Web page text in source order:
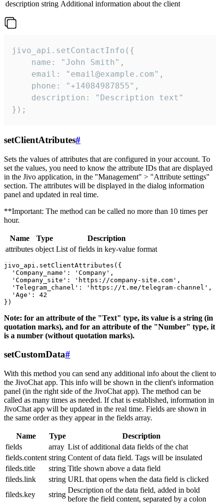
description string Additional information about the client
jivo_api.setContactInfo({
    name: "John Smith",
    email: "email@example.com",
    phone: "+14084987855",
    description: "Description text"
});
setClientAtributes#
Sets the values ​​of attributes that are configured in your account. To
set the values, you need to know the attribute IDs that are displayed
in the Jivo application, in the "Management" > "Attribute settings"
section. The attributes will be displayed in the dialog information
panel and updated in real time.
**Important: The method can be called no more than 10 times per
hour.
Name Type
Description
attributes object List of fields in key-value format
jivo_api.setClientAttributes({
  'Company_name': 'Company',
  'Company_site': 'https://company-site.com',
  'Telegram_chanel': 'https://t.me/telegram-channel',
  'Age': 42
Note: for an attribute of the "Text" type, its value is a string (in
quotation marks), and for an attribute of the "Number" type, it
is a number (without quotation marks).
setCustomData#
With this method you can send any additional info about the client to
the JivoChat app. This info will be shown in the client's information
panel (in the right side of the JivoChat app). The method can be
called as many times as needed. If chat is established, information in
JivoChat app will be updated in the real time. Fields are shown in
the same order as they appear in the fields array.
Name Type
Description
fields
array List of additional data fields of the chat
fields.content string Content of data field. Tags will be insulated
fileds.title
string Title shown above a data field
fileds.link
string URL that opens when the data field is clicked
fileds.key
string
Description of the data field, added in bold
before the field content, separated by a colon